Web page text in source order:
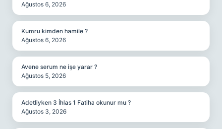
Ağustos 6, 2026
Kumru kimden hamile ?
Ağustos 6, 2026
Avene serum ne işe yarar ?
Ağustos 5, 2026
Adetliyken 3 İhlas 1 Fatiha okunur mu ?
Ağustos 3, 2026